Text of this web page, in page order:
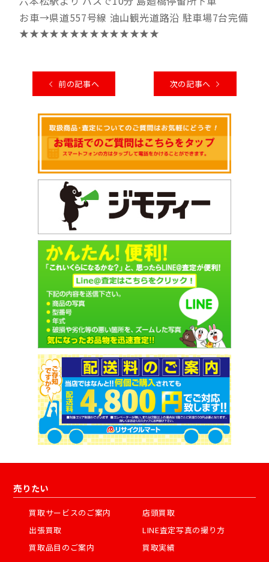
お車→県道557号線 油山観光道路沿 駐車場7台完備
★★★★★★★★★★★★★★
前の記事へ 次の記事へ
売りたい
買取サービスのご案内
店頭買取
出張買取
LINE査定写真の撮り方
買取品目のご案内
買取実績